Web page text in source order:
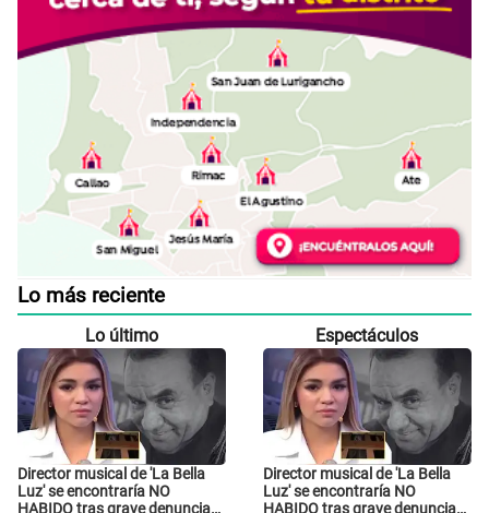
Lo más reciente
Lo último
Director musical de 'La Bella
Luz' se encontraría NO
HABIDO tras grave denuncia
Espectáculos
Director musical de 'La Bella
Luz' se encontraría NO
HABIDO tras grave denuncia